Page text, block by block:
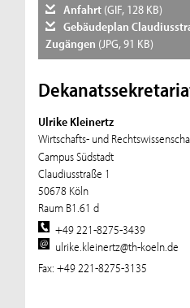
Anfahrt (GIF, 128 KB)
Gebäudeplan
Zugängen (JPG, 91 KB)
Ulrike Kleinertz
Wirtschafts- und
Campus Südstadt
Claudiusstraße 1
50678 Köln
Raum B1.61 d
+49 221-8275-3439
ulrike.kleinertz@th-koeln.de
Fax: +49 221-8275-3135